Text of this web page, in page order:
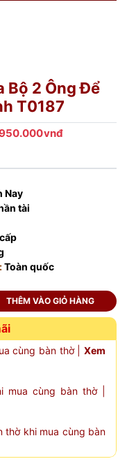
Bộ 2 Ông Để
T0187
vnđ
Nay
tài
Toàn quốc
THÊM VÀO GIỎ HÀNG
cùng bàn thờ |Xem
mua cùng bàn thờ |
thờ khi mua cùng bàn